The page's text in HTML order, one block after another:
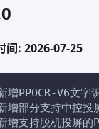
间: 2026-07-25
增PPOCR-V6文字
增部分支持中控投
增支持脱机投屏的